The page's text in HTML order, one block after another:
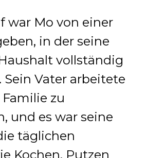
war Mo von einer
in der seine
vollständig
Sein Vater arbeitete
zu
und es war seine
täglichen
Kochen, Putzen